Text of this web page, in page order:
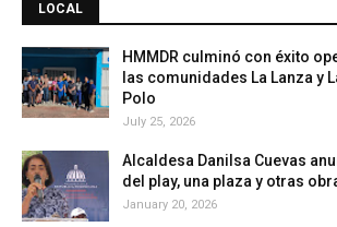
LOCAL
HMMDR culminó con éxito
las comunidades La Lanza y
Polo
July 25, 2026
Alcaldesa Danilsa Cuevas
del play, una plaza y otras
January 20, 2026